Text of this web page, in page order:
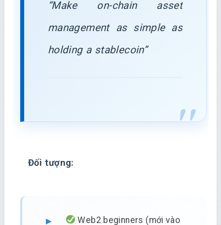
“Make on-chain asset
management as simple as
holding a stablecoin”
Đối tượng:
Web2 beginners (mới vào